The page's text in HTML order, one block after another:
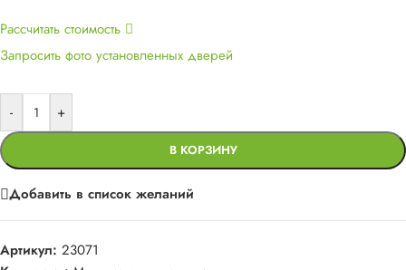
Рассчитать стоимость
Запросить фото установленных дверей
- +
В КОРЗИНУ
Добавить в список желаний
Артикул: 23071